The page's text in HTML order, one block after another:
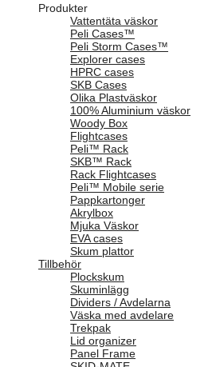
Produkter
Vattentäta väskor
Peli Cases™
Peli Storm Cases™
Explorer cases
HPRC cases
SKB Cases
Olika Plastväskor
100% Aluminium väskor
Woody Box
Flightcases
Peli™ Rack
SKB™ Rack
Rack Flightcases
Peli™ Mobile serie
Pappkartonger
Akrylbox
Mjuka Väskor
EVA cases
Skum plattor
Tillbehör
Plockskum
Skuminlägg
Dividers / Avdelarna
Väska med avdelare
Trekpak
Lid organizer
Panel Frame